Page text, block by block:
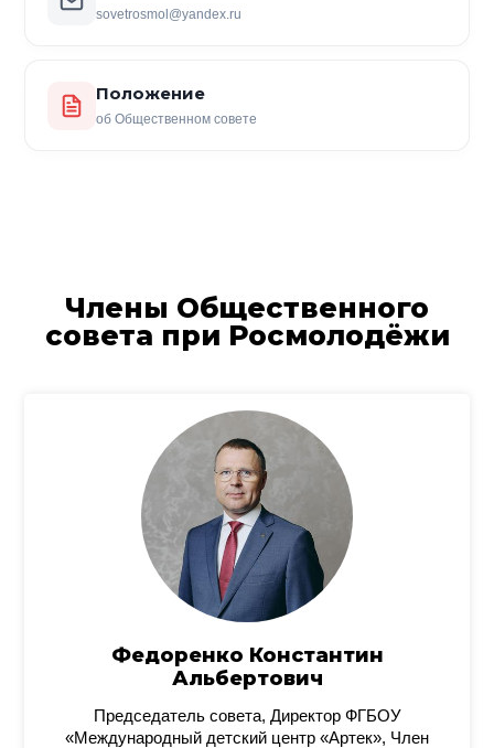
sovetrosmol@yandex.ru
Положение
об Общественном совете
Члены Общественного
совета при Росмолодёжи
Федоренко Константин
Альбертович
Председатель совета, Директор ФГБОУ
«Международный детский центр «Артек», Член